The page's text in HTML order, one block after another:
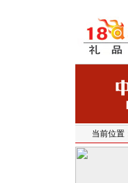
当前位置